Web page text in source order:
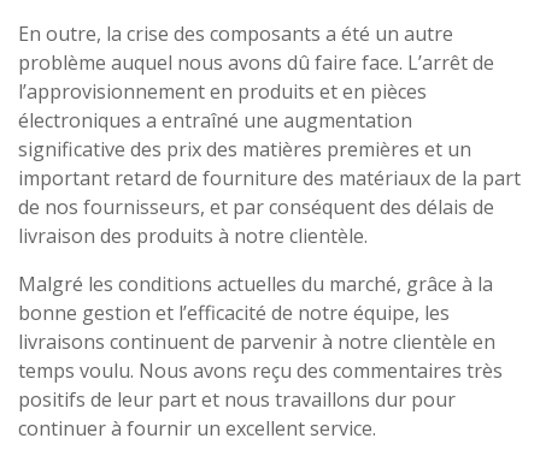
En outre, la crise des composants a été un autre
problème auquel nous avons dû faire face. L’arrêt de
l’approvisionnement en produits et en pièces
électroniques a entraîné une augmentation
significative des prix des matières premières et un
important retard de fourniture des matériaux de la part
de nos fournisseurs, et par conséquent des délais de
livraison des produits à notre clientèle.
Malgré les conditions actuelles du marché, grâce à la
bonne gestion et l’efficacité de notre équipe, les
livraisons continuent de parvenir à notre clientèle en
temps voulu. Nous avons reçu des commentaires très
positifs de leur part et nous travaillons dur pour
continuer à fournir un excellent service.